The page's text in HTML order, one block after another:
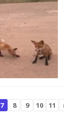
7 8 9 10 11